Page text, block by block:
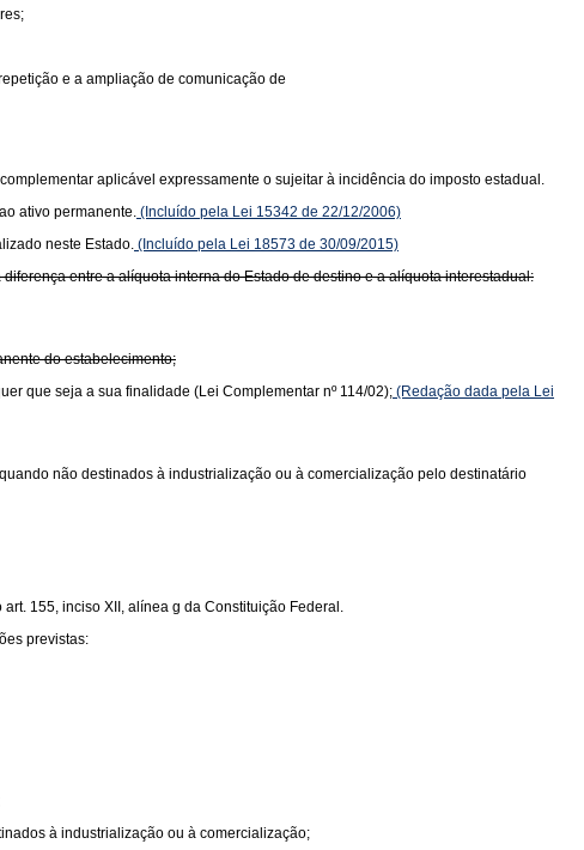
e a ampliação de comunicação de
aplicável expressamente o sujeitar à incidência do imposto estadual.
ativo permanente. (Incluído pela Lei 15342 de 22/12/2006)
neste Estado. (Incluído pela Lei 18573 de 30/09/2015)
entre a alíquota interna do Estado de destino e a alíquota interestadual:
do estabelecimento;
que seja a sua finalidade (Lei Complementar nº 114/02); (Redação dada pela Lei
não destinados à industrialização ou à comercialização pelo destinatário
155, inciso XII, alínea g da Constituição Federal.
previstas:
à industrialização ou à comercialização;